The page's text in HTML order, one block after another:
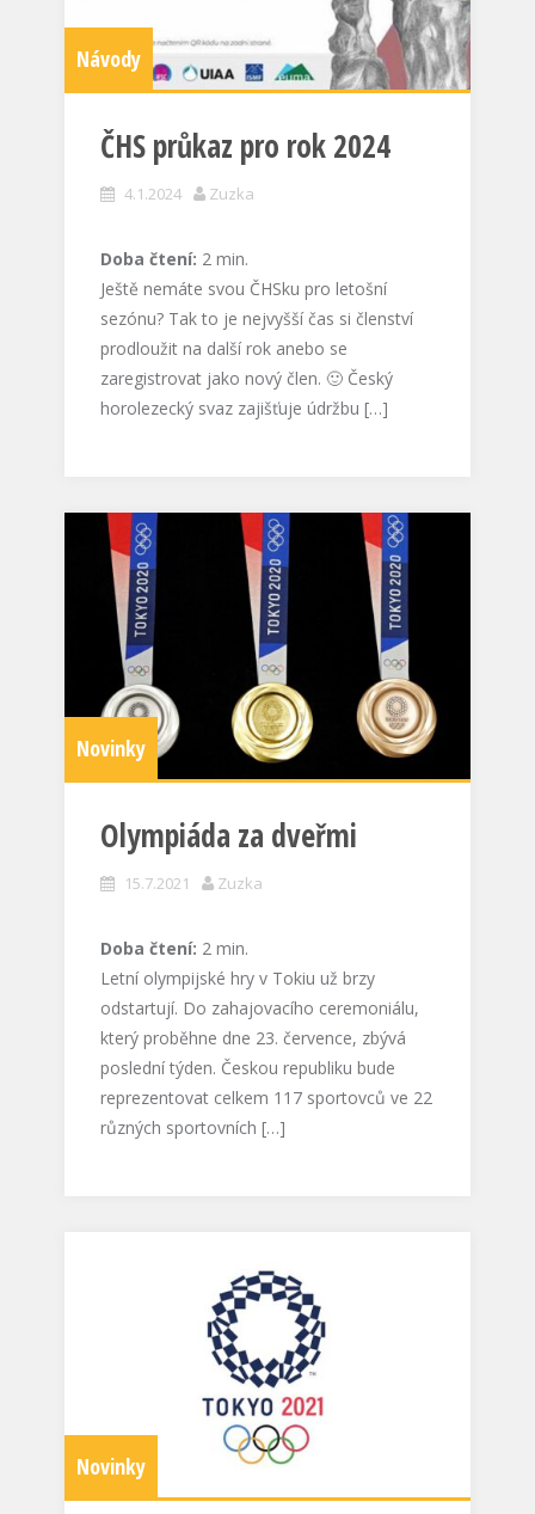
Návody
ČHS průkaz pro rok 2024
4.1.2024 Zuzka
Doba čtení: 2 min.
Ještě nemáte svou ČHSku pro letošní
sezónu? Tak to je nejvyšší čas si členství
prodloužit na další rok anebo se
zaregistrovat jako nový člen. 🙂 Český
horolezecký svaz zajišťuje údržbu […]
Novinky
Olympiáda za dveřmi
15.7.2021 Zuzka
Doba čtení: 2 min.
Letní olympijské hry v Tokiu už brzy
odstartují. Do zahajovacího ceremoniálu,
který proběhne dne 23. července, zbývá
poslední týden. Českou republiku bude
reprezentovat celkem 117 sportovců ve 22
různých sportovních […]
Novinky